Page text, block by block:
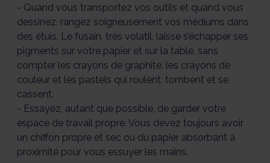
- Quand vous transportez vos outils et quand vous
dessinez, rangez soigneusement vos médiums dans
des étuis. Le fusain, très volatil, laisse s’échapper ses
pigments sur votre papier et sur la table, sans
compter les crayons de graphite, les crayons de
couleur et les pastels qui roulent, tombent et se
cassent.
- Essayez, autant que possible, de garder votre
espace de travail propre. Vous devez toujours avoir
un chiffon propre et sec ou du papier absorbant à
proximité pour vous essuyer les mains.